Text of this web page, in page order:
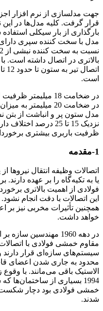
جهت مدلسازی از نرم افزار
قرار گرفت. کلیه مدل‌ها در این
بارگذاری از بار سیکلی
مدل با سخت کننده سپری
بالاتری در اتصال داشته
است.
مدل ستون پر و انباشت از بتن
نزدیک 15 تا 25 درصد
ظرفیت باربری بیشتری
1-مقدمه
اتصالات وظیفه انتقال
یا به تکیه‌گاه را بر عهده
فولادی از اهمیت بالاتری
این اتصالات با دقت انجام
همچنین تأثیرات مخربی نیز بر
خواهد داشت.
در دهه 1960 مهندسین
مقاوم خمشی فولادی با
سیستم‌های سازه‌ای قرار
محدود به جاری شدن اعضای
1994 بسیاری از
خمشی فولادی بود دچار شکست
شدند.